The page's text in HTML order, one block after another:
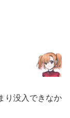
り没入できなか